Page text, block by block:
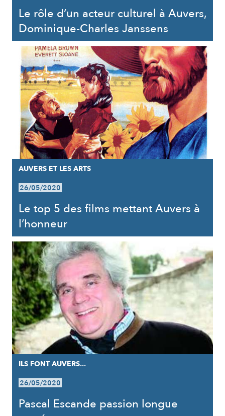
Le rôle d’un acteur culturel à Auvers,
Dominique-Charles Janssens
AUVERS ET LES ARTS
26/05/2020
Le top 5 des films mettant Auvers à
l’honneur
ILS FONT AUVERS...
26/05/2020
Pascal Escande passion longue